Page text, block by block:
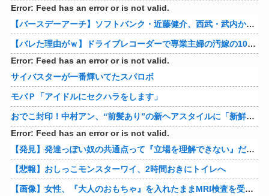
Error: Feed has an error or is not valid.
【バースデーアーチ】ソフトバンク・近藤健介、西武・武内から第24号先制ソロホームラン！！！！！！！！！！！！！【西武対ソフトバンク20回戦】
【バレた理由がｗ】ドライブレコーダーで専業主婦の汚嫁の10年越し不倫発覚！制裁の詳細がコレｗｗｗｗｗ 他
Error: Feed has an error or is not valid.
サイバスターが一番輝いてたスパロボ
モバＰ「アイドルにセクハラをします」
おでこ封印！中村アン、“前髪あり”の新ヘアスタイルに「新鮮でたまらん」の声【画像】
Error: Feed has an error or is not valid.
【発見】発達っぽい奴の共通点って『立場を理解できない』だよな
【悲報】おしっこモンスターワイ、2時間おきにトイレへ
【画像】女性、『大人のおもちゃ』を入れたままMRI検査を受けた結果 →